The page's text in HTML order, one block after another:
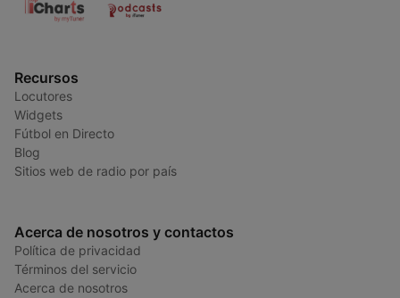
Recursos
Locutores
Widgets
Fútbol en Directo
Blog
Sitios web de radio por país
Acerca de nosotros y contactos
Política de privacidad
Términos del servicio
Acerca de nosotros